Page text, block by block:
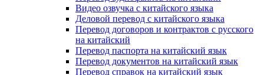
Видео озвучка с китайского языка
Деловой перевод с китайского языка
Перевод договоров и контрактов с русского
на китайский
Перевод паспорта на китайский язык
Перевод документов на китайский язык
Перевод справок на китайский язык